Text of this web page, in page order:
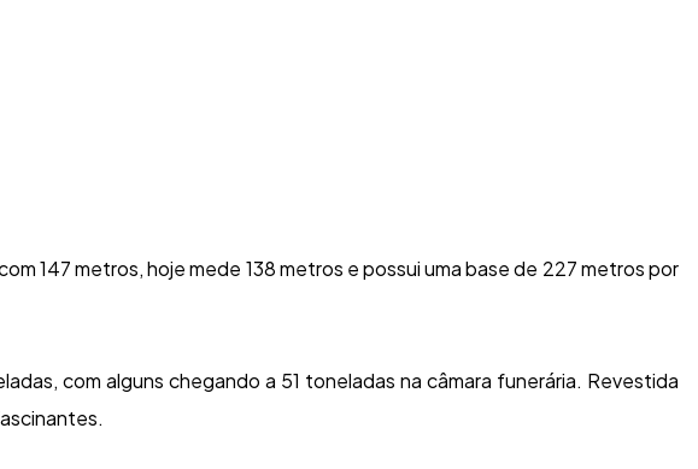
147 metros, hoje mede 138 metros e possui uma base de 227 metros por
com alguns chegando a 51 toneladas na câmara funerária. Revestida